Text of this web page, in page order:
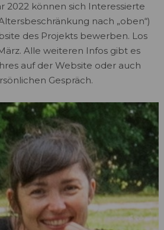
2022 können sich Interessierte
nach „oben“)
des Projekts bewerben. Los
Alle weiteren Infos gibt es
auf der Website oder auch
Gespräch.